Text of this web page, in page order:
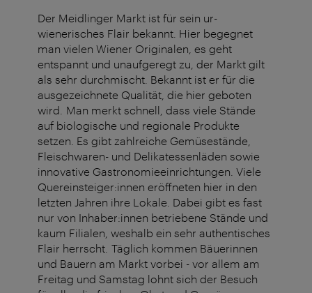
Der Meidlinger Markt ist für sein ur-
wienerisches Flair bekannt. Hier begegnet
man vielen Wiener Originalen, es geht
entspannt und unaufgeregt zu, der Markt gilt
als sehr durchmischt. Bekannt ist er für die
ausgezeichnete Qualität, die hier geboten
wird. Man merkt schnell, dass viele Stände
auf biologische und regionale Produkte
setzen. Es gibt zahlreiche Gemüsestände,
Fleischwaren- und Delikatessenläden sowie
innovative Gastronomieeinrichtungen. Viele
Quereinsteiger:innen eröffneten hier in den
letzten Jahren ihre Lokale. Dabei gibt es fast
nur von Inhaber:innen betriebene Stände und
kaum Filialen, weshalb ein sehr authentisches
Flair herrscht. Täglich kommen Bäuerinnen
und Bauern am Markt vorbei - vor allem am
Freitag und Samstag lohnt sich der Besuch